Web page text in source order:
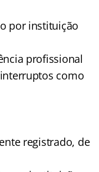
por instituição
profissional
como
registrado, de